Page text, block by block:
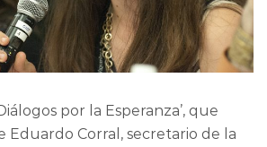
por la Esperanza’, que
Eduardo Corral, secretario de la